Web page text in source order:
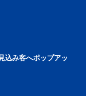
込み客へポップアッ